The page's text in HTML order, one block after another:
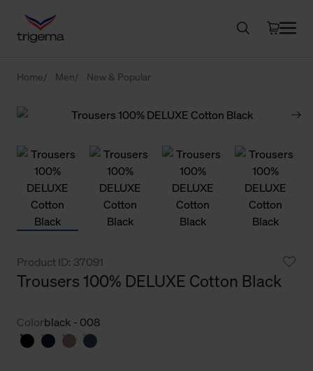
Home Men New & Popular
Product ID: 37091
Trousers 100% DELUXE Cotton Black
Colorblack - 008